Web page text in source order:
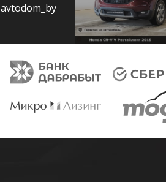
avtodom_by